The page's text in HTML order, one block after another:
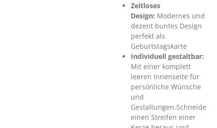
Zeitloses
Design: Modernes und
dezent buntes Design
perfekt als
Geburtstagskarte
Individuell gestaltbar:
Mit einer komplett
leeren Innenseite für
persönliche Wünsche
und
Gestaltungen.Schneide
einen Streifen einer